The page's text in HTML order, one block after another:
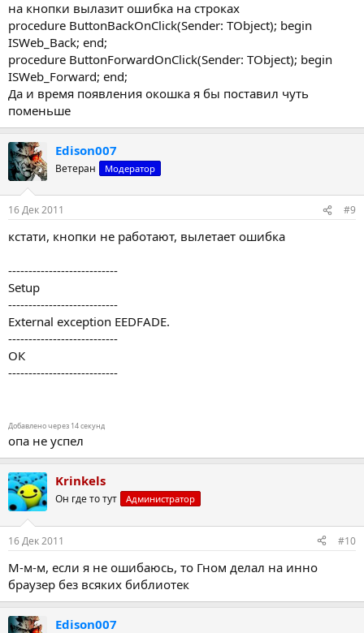
на кнопки вылазит ошибка на строках
procedure ButtonBackOnClick(Sender: TObject); begin
ISWeb_Back; end;
procedure ButtonForwardOnClick(Sender: TObject); begin
ISWeb_Forward; end;
Да и время появления окошка я бы поставил чуть
поменьше
Edison007
Ветеран Модератор
16 Дек 2011 #9
кстати, кнопки не работают, вылетает ошибка
---------------------------
Setup
---------------------------
External exception EEDFADE.
---------------------------
ОК
---------------------------
Добавлено через 14 секунд
опа не успел
Krinkels
Он где то тут Администратор
16 Дек 2011 #10
М-м-м, если я не ошибаюсь, то Гном делал на инно
браузер без всяких библиотек
Edison007